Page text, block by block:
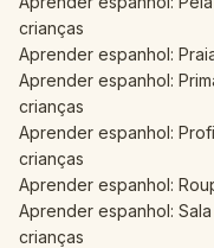
crianças
Aprender espanhol:
Aprender espanhol:
crianças
Aprender espanhol:
crianças
Aprender espanhol:
Aprender espanhol:
crianças